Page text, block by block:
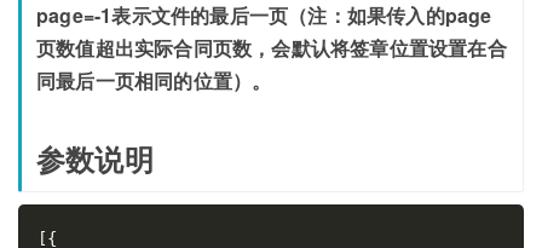
page=-1表示文件的最后一页（注：如果传入的page
页数值超出实际合同页数，会默认将签章位置设置在合
同最后一页相同的位置）。
参数说明
[{